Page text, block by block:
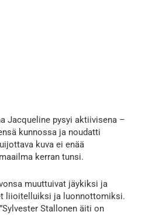
Jacqueline pysyi aktiivisena –
kunnossa ja noudatti
kuva ei enää
kerran tunsi.
muuttuivat jäykiksi ja
liioitelluiksi ja luonnottomiksi.
Stallonen äiti on